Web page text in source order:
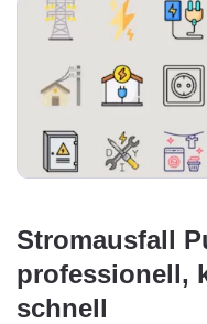
Stromausfall
professionell,
schnell